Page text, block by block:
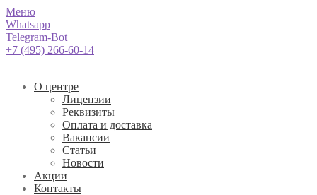
Меню
Whatsapp
Telegram-Bot
+7 (495) 266-60-14
О центре
Лицензии
Реквизиты
Оплата и доставка
Вакансии
Статьи
Новости
Акции
Контакты